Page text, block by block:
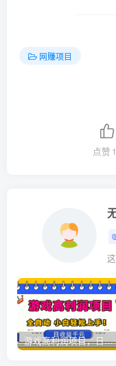
网赚项目
点赞
游戏高利润项目，日收益1k+，全自动，无需值守，解放双手，小白轻松上手【揭秘】